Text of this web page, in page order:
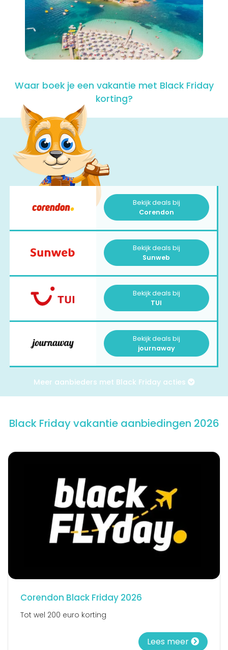
Waar boek je een vakantie met Black Friday
korting?
Bekijk deals bij
Corendon
Bekijk deals bij
Sunweb
Bekijk deals bij
TUI
Bekijk deals bij
journaway
Meer aanbieders met Black Friday acties
Black Friday vakantie aanbiedingen 2026
Corendon Black Friday 2026
Tot wel 200 euro korting
Lees meer